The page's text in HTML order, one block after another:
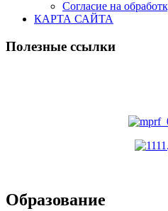
Согласие на
КАРТА САЙТА
Полезные ссылки
Образование